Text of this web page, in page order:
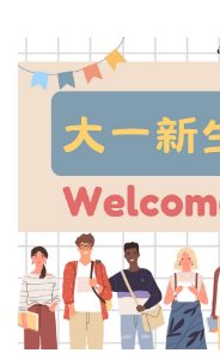
到
主